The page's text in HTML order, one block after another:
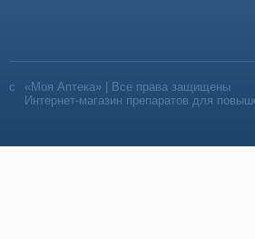
«Моя Аптека» | Все права защищены
Интернет-магазин препаратов для